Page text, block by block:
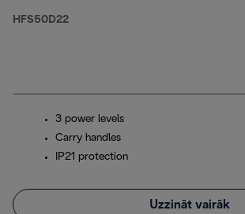
HFS50D22
3 power levels
Carry handles
IP21 protection
Uzzināt vairāk